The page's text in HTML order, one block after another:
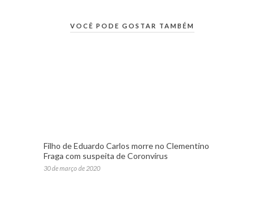
VOCÊ PODE GOSTAR TAMBÉM
Filho de Eduardo Carlos morre no Clementino
Fraga com suspeita de Coronvírus
30 de março de 2020